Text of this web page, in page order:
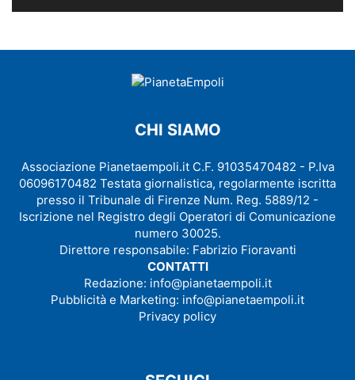
CHI SIAMO
Associazione Pianetaempoli.it C.F. 91035470482 - P.Iva
06096170482 Testata giornalistica, regolarmente iscritta
presso il Tribunale di Firenze Num. Reg. 5889/12 -
Iscrizione nel Registro degli Operatori di Comunicazione
numero 30025.
Direttore responsabile: Fabrizio Fioravanti
CONTATTI
Redazione: info@pianetaempoli.it
Pubblicità e Marketing: info@pianetaempoli.it
Privacy policy